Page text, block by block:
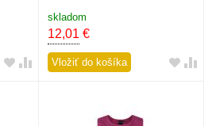
skladom
12,01 €
Vložiť do košíka